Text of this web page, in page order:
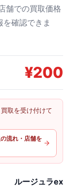
舗での買取価格
を確認できま
¥200
取を受け付けて
流れ・店舗を
ルージュラex